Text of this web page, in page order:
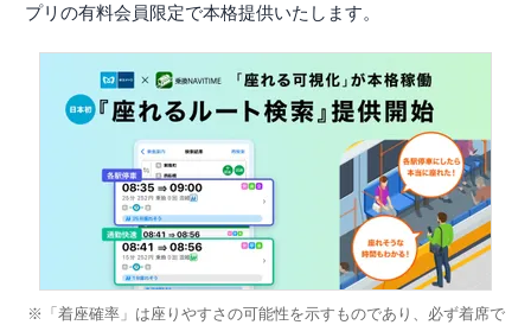
プリの有料会員限定で本格提供いたします。
※「着座確率」は座りやすさの可能性を示すものであり、必ず着席で